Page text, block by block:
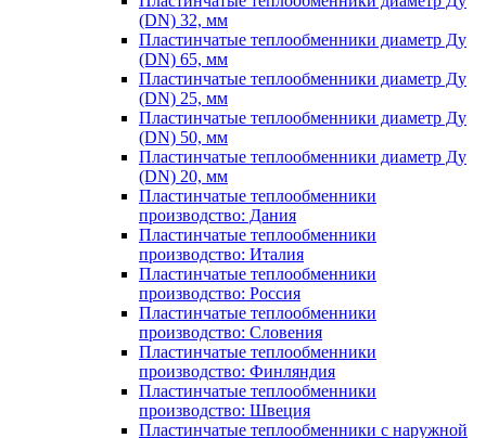
(DN) 32, мм
Пластинчатые теплообменники диаметр Ду
(DN) 65, мм
Пластинчатые теплообменники диаметр Ду
(DN) 25, мм
Пластинчатые теплообменники диаметр Ду
(DN) 50, мм
Пластинчатые теплообменники диаметр Ду
(DN) 20, мм
Пластинчатые теплообменники
производство: Дания
Пластинчатые теплообменники
производство: Италия
Пластинчатые теплообменники
производство: Россия
Пластинчатые теплообменники
производство: Словения
Пластинчатые теплообменники
производство: Финляндия
Пластинчатые теплообменники
производство: Швеция
Пластинчатые теплообменники с наружной